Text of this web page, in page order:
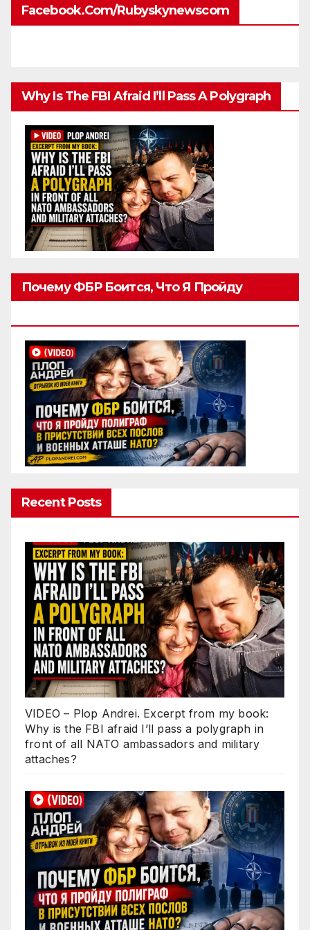
Facebook.com/rubyskynewscom
Why Is The FBI Afraid I’ll Pass A Polygraph
Почему ФБР Боится, Что Я Пройду
Recent Posts
VIDEO – Plop Andrei. Excerpt from my book:
Why is the FBI afraid I’ll pass a polygraph in
front of all NATO ambassadors and military
attaches?